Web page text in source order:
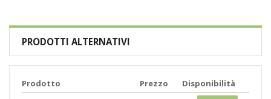
PRODOTTI ALTERNATIVI
Prodotto Prezzo Disponibilità